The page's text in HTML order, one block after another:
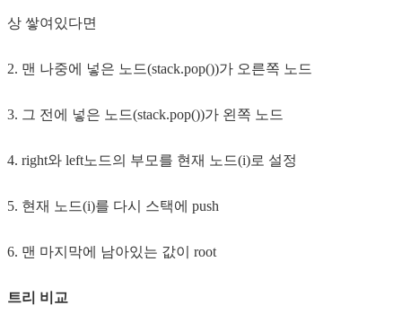
상 쌓여있다면
2. 맨 나중에 넣은 노드(stack.pop())가 오른쪽 노드
3. 그 전에 넣은 노드(stack.pop())가 왼쪽 노드
4. right와 left노드의 부모를 현재 노드(i)로 설정
5. 현재 노드(i)를 다시 스택에 push
6. 맨 마지막에 남아있는 값이 root
트리 비교